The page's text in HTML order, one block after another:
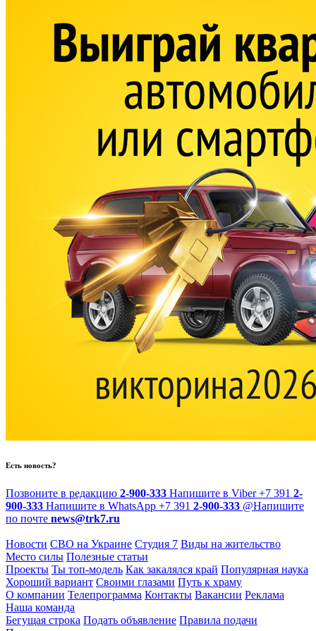
Есть новость?
Позвоните в редакцию 2-900-333 Напишите в Viber +7 391 2-
900-333 Напишите в WhatsApp +7 391 2-900-333 @Напишите
по почте news@trk7.ru
Новости СВО на Украине Студия 7 Виды на жительство
Место силы Полезные статьи
Проекты Ты топ-модель Как закалялся край Популярная наука
Хороший вариант Своими глазами Путь к храму
О компании Телепрограмма Контакты Вакансии Реклама
Наша команда
Бегущая строка Подать объявление Правила подачи